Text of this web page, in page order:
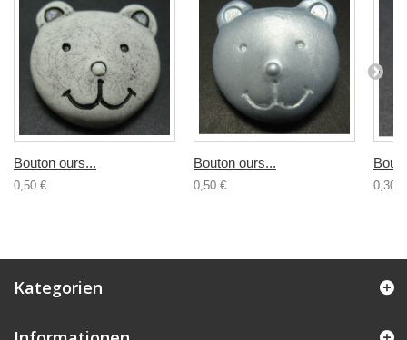
Bouton ours...
0,50 €
Bouton ours...
0,50 € 0,30 €
Kategorien